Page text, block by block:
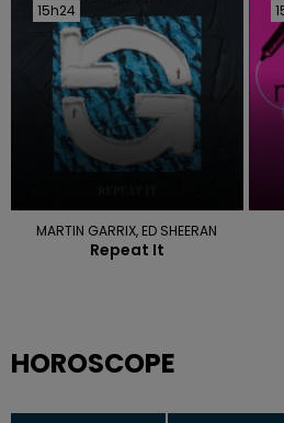
15h24
15h24
MARTIN GARRIX, ED SHEERAN
Repeat It
HOROSCOPE